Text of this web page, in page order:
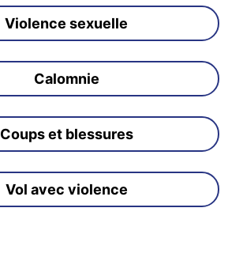
Violence sexuelle
Calomnie
Coups et blessures
Vol avec violence